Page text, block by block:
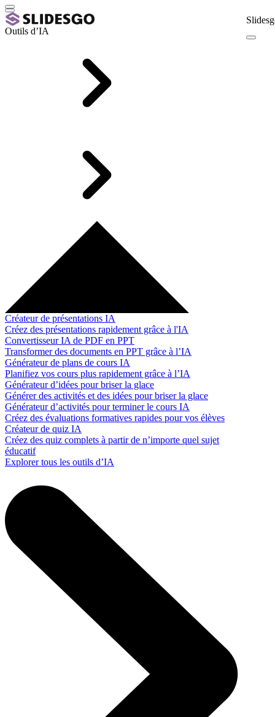
Outils d’IA
Créateur de présentations IA
Créez des présentations rapidement grâce à l'IA
Convertisseur IA de PDF en PPT
Transformer des documents en PPT grâce à l’IA
Générateur de plans de cours IA
Planifiez vos cours plus rapidement grâce à l’IA
Générateur d’idées pour briser la glace
Générer des activités et des idées pour briser la glace
Générateur d’activités pour terminer le cours IA
Créez des évaluations formatives rapides pour vos élèves
Créateur de quiz IA
Créez des quiz complets à partir de n’importe quel sujet
éducatif
Explorer tous les outils d’IA